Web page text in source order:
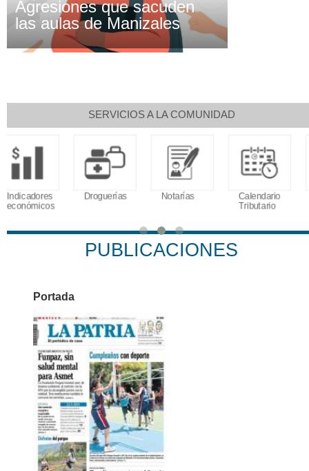
Agresiones que sacuden
las aulas de Manizales
SERVICIOS A LA COMUNIDAD
Droguerías Notarías
Calendario
Sudoku
PUBLICACIONES
Portada